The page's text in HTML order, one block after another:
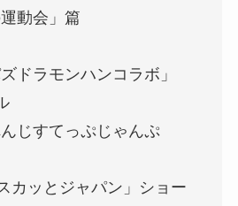
動会」篇
ドラモンハンコラボ」
じすてっぷじゃんぷ
カッとジャパン」ショー